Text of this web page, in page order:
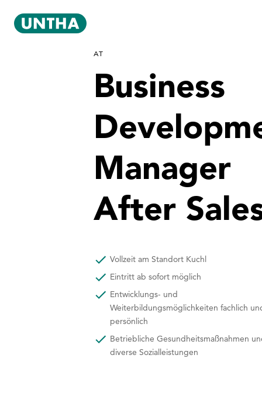
AT
Business
Manager
After
Vollzeit am Standort Kuchl
Eintritt ab sofort möglich
Entwicklungs- und
Weiterbildungsmöglichkeiten fachlich
persönlich
Betriebliche Gesundheitsmaßnahmen
diverse Sozialleistungen